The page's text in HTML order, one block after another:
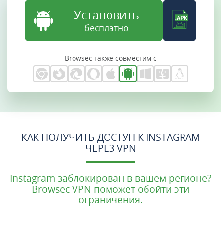
Установить
бесплатно
Browsec также совместим с
КАК ПОЛУЧИТЬ ДОСТУП К INSTAGRAM
ЧЕРЕЗ VPN
Instagram заблокирован в вашем регионе?
Browsec VPN поможет обойти эти
ограничения.